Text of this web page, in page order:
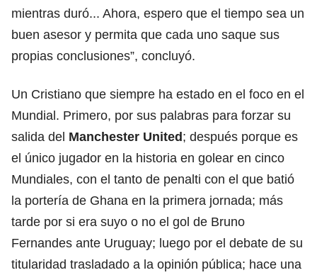
mientras duró... Ahora, espero que el tiempo sea un
buen asesor y permita que cada uno saque sus
propias conclusiones”, concluyó.
Un Cristiano que siempre ha estado en el foco en el
Mundial. Primero, por sus palabras para forzar su
salida del Manchester United; después porque es
el único jugador en la historia en golear en cinco
Mundiales, con el tanto de penalti con el que batió
la portería de Ghana en la primera jornada; más
tarde por si era suyo o no el gol de Bruno
Fernandes ante Uruguay; luego por el debate de su
titularidad trasladado a la opinión pública; hace una